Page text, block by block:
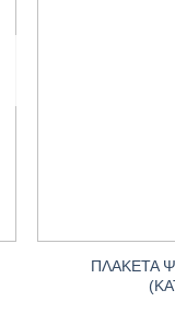
ΠΛΑΚΕΤΑ